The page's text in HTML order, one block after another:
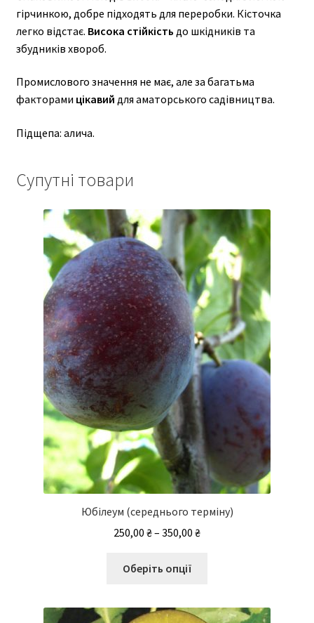
гірчинкою, добре підходять для переробки. Кісточка
легко відстає. Висока стійкість до шкідників та
збудників хвороб.
Промислового значення не має, але за багатьма
факторами цікавий для аматорського садівництва.
Підщепа: алича.
Супутні товари
Юбілеум (середнього терміну)
250,00 ₴– 350,00 ₴Діапазон
350,00 ₴
Оберіть опції
кілька